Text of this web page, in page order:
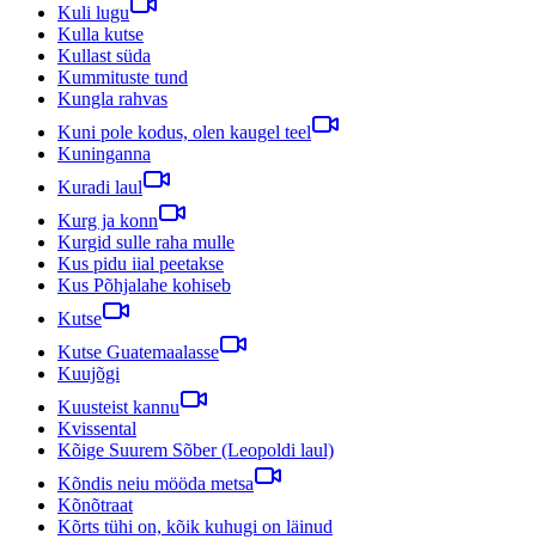
Kuli lugu
Kulla kutse
Kullast süda
Kummituste tund
Kungla rahvas
Kuni pole kodus, olen kaugel teel
Kuninganna
Kuradi laul
Kurg ja konn
Kurgid sulle raha mulle
Kus pidu iial peetakse
Kus Põhjalahe kohiseb
Kutse
Kutse Guatemaalasse
Kuujõgi
Kuusteist kannu
Kvissental
Kõige Suurem Sõber (Leopoldi laul)
Kõndis neiu mööda metsa
Kõnõtraat
Kõrts tühi on, kõik kuhugi on läinud